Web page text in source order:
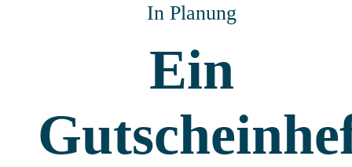
In Planung
Ein